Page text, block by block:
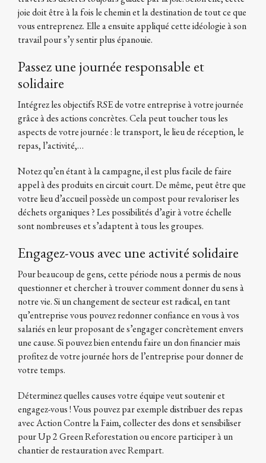
joie doit être à la fois le chemin et la destination de tout ce que
vous entreprenez. Elle a ensuite appliqué cette idéologie à son
travail pour s’y sentir plus épanouie.
Passez une journée responsable et
solidaire
Intégrez les objectifs RSE de votre entreprise à votre journée
grâce à des actions concrètes. Cela peut toucher tous les
aspects de votre journée : le transport, le lieu de réception, le
repas, l’activité,…
Notez qu’en étant à la campagne, il est plus facile de faire
appel à des produits en circuit court. De même, peut être que
votre lieu d’accueil possède un compost pour revaloriser les
déchets organiques ? Les possibilités d’agir à votre échelle
sont nombreuses et s’adaptent à tous les groupes.
Engagez-vous avec une activité solidaire
Pour beaucoup de gens, cette période nous a permis de nous
questionner et chercher à trouver comment donner du sens à
notre vie. Si un changement de secteur est radical, en tant
qu’entreprise vous pouvez redonner confiance en vous à vos
salariés en leur proposant de s’engager concrètement envers
une cause. Si pouvez bien entendu faire un don financier mais
profitez de votre journée hors de l’entreprise pour donner de
votre temps.
Déterminez quelles causes votre équipe veut soutenir et
engagez-vous ! Vous pouvez par exemple distribuer des repas
avec Action Contre la Faim, collecter des dons et sensibiliser
pour Up 2 Green Reforestation ou encore participer à un
chantier de restauration avec Rempart.